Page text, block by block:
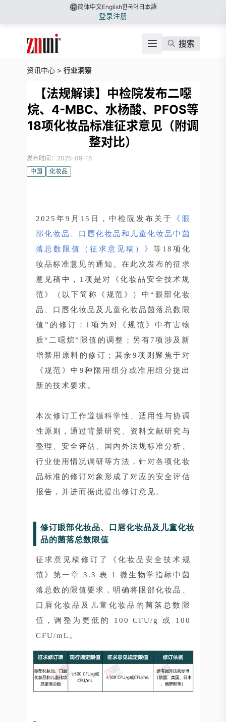
简体中文English한국어 日本語
登录注册
搜索
资讯中心 > 行业洞察
【法规解读】中检院发布二噁
烷、4-MBC、水杨酸、PFOS等
18项化妆品标准征求意见（附调
整对比）
发布时间：2025-09-16
中国
化妆品
2025年9月15日，中检院发布关于
《眼
部化妆品、口唇化妆品和儿童化妆品中菌
落总数限值（征求意见稿）》 等18项化
妆品标准意见的通知。在此次发布的征求
意见稿中，1项是对《化妆品安全技术规
范》（以下简称《规范》）中“眼部化妆
品、口唇化妆品及儿童化妆品菌落总数限
值”的修订；1项为对《规范》中有害物
质“二噁烷”限值的调整；另有7项涉及新
增禁用原料的修订；其余9项则聚焦于对
《规范》中9种限用组分或准用组分提出
新的技术要求。
本次修订工作遵循科学性、适用性与协调
性原则，通过背景研究、资料文献研究与
整理、安全评估、国内外法规标准分析、
行业使用情况调研等方法，针对各项化妆
品标准的修订对象形成了对应的安全评估
报告，并进而据此提出修订意见。
修订眼部化妆品、口唇化妆品及儿童化妆
品的菌落总数限值
征求意见稿修订了《化妆品安全技术规
范》第一章 3.3 表 1 微生物学指标中菌
落总数的限值要求，明确将眼部化妆品、
口唇化妆品及儿童化妆品的菌落总数限
值，调整为更低的 100 CFU/g 或 100
CFU/mL。